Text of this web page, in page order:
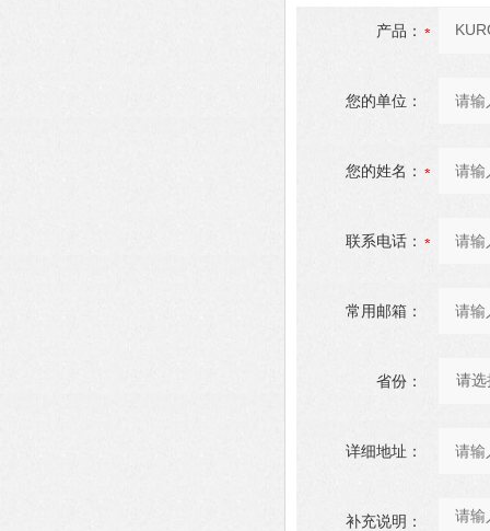
产品：
您的单位：
您的姓名：
联系电话：
常用邮箱：
省份：
详细地址：
补充说明：